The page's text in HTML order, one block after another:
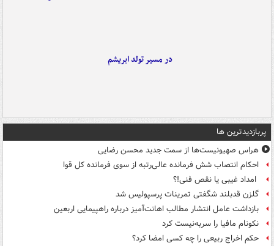
در مسیر تولد ابریشم
پربازدیدترین ها
هراس صهیونیست‌ها از سمت جدید محسن رضایی
احکام انتصاب شش فرمانده عالی‌رتبه از سوی فرمانده کل قوا
امداد غیبی یا نقص فنی!؟
گلزن قدبلند شگفتی تمرینات پرسپولیس شد
بازداشت عامل انتشار مطالب اهانت‌آمیز درباره راهپیمایی اربعین
نکونام مافیا را سربه‌نیست کرد
حکم اخراج ربیعی را چه کسی امضا کرد؟